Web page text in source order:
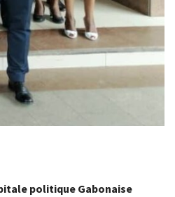
politique Gabonaise